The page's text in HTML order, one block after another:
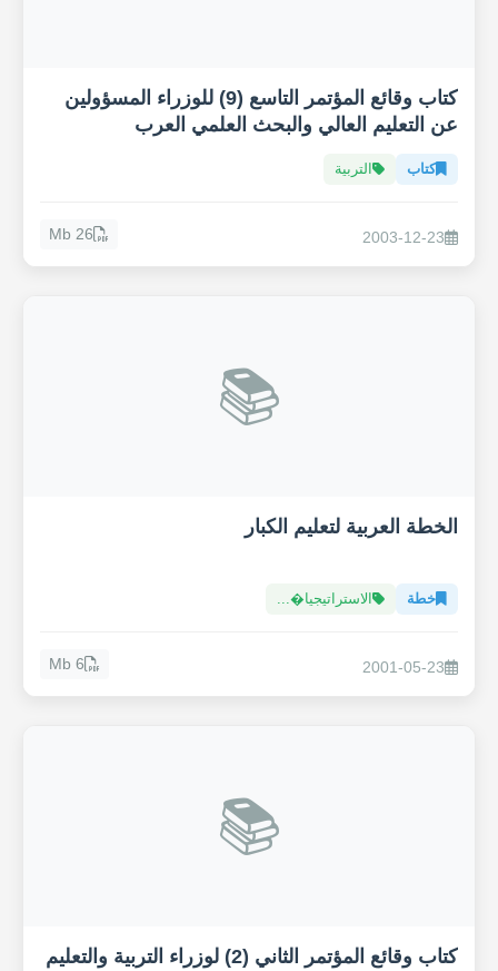
كتاب وقائع المؤتمر التاسع (9) للوزراء المسؤولين
عن التعليم العالي والبحث العلمي العرب
كتاب التربية
2003-12-23
26 Mb
📚
الخطة العربية لتعليم الكبار
خطة الاستراتيجيا�...
2001-05-23
6 Mb
📚
كتاب وقائع المؤتمر الثاني (2) لوزراء التربية والتعليم